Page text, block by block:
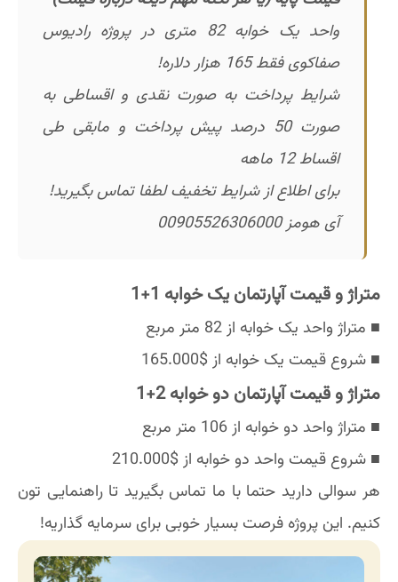
واحد یک خوابه 82 متری در پروژه رادیوس
صفاکوی فقط 165 هزار دلاره!
شرایط پرداخت به صورت نقدی و اقساطی به
صورت 50 درصد پیش پرداخت و مابقی طی
اقساط 12 ماهه
برای اطلاع از شرایط تخفیف لطفا تماس بگیرید!
آی هومز 00905526306000
متراژ و قیمت آپارتمان یک خوابه 1+1
■ متراژ واحد یک خوابه از 82 متر مربع
■ شروع قیمت یک خوابه از $165.000
متراژ و قیمت آپارتمان دو خوابه 2+1
■ متراژ واحد دو خوابه از 106 متر مربع
■ شروع قیمت واحد دو خوابه از $210.000
هر سوالی دارید حتما با ما تماس بگیرید تا راهنمایی تون
کنیم. این پروژه فرصت بسیار خوبی برای سرمایه گذاریه!